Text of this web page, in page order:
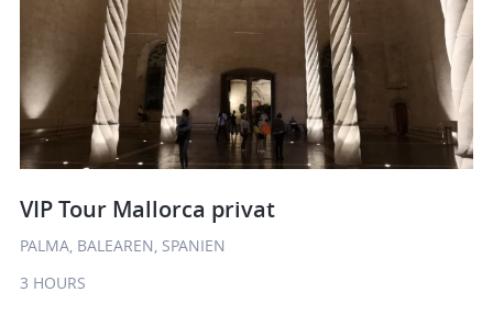
VIP Tour Mallorca privat
PALMA, BALEAREN, SPANIEN
3 HOURS